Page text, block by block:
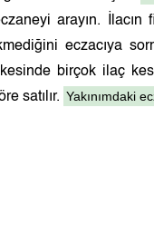
arayın. İlacın
eczacıya
birçok ilaç
satılır. Yakınımdaki